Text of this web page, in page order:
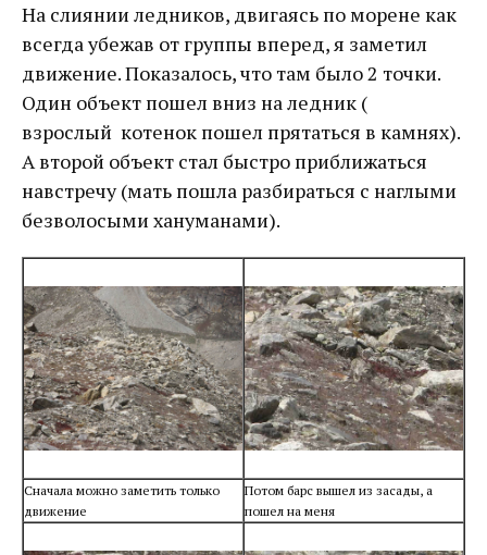
На слиянии ледников, двигаясь по морене как
всегда убежав от группы вперед, я заметил
движение. Показалось, что там было 2 точки.
Один объект пошел вниз на ледник (
взрослый котенок пошел прятаться в камнях).
А второй объект стал быстро приближаться
навстречу (мать пошла разбираться с наглыми
безволосыми хануманами).
Сначала можно заметить только
движение
Потом барс вышел из засады, а
пошел на меня